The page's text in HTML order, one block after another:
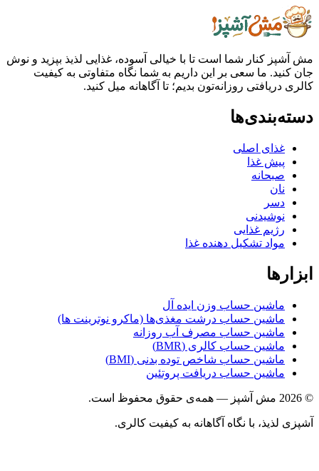
کنار شما است تا با خیالی آسوده، غذایی لذیذ بپزید و نوش
ما سعی بر این داریم به شما نگاه متفاوتی به کیفیت
روزانه‌تون بدیم؛ تا آگاهانه میل کنید.
غذای اصلی
پیش غذا
صبحانه
نوشیدنی
رژیم غذایی
مواد تشکیل دهنده غذا
ماشین حساب وزن ایده آل
ماشین حساب درشت مغذی‌ها (ماکرو نوترینت ها)
ماشین حساب مصرف آب روزانه
ماشین حساب کالری (BMR)
ماشین حساب شاخص توده بدنی (BMI)
ماشین حساب دریافت پروتئین
با نگاه آگاهانه به کیفیت کالری.